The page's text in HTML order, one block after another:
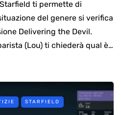
ti permette di
del genere si verifica
Delivering the Devil.
(Lou) ti chiederà qual è…
STARFIELD